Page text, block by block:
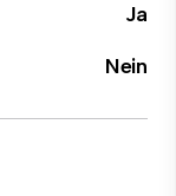
Ja
Nein